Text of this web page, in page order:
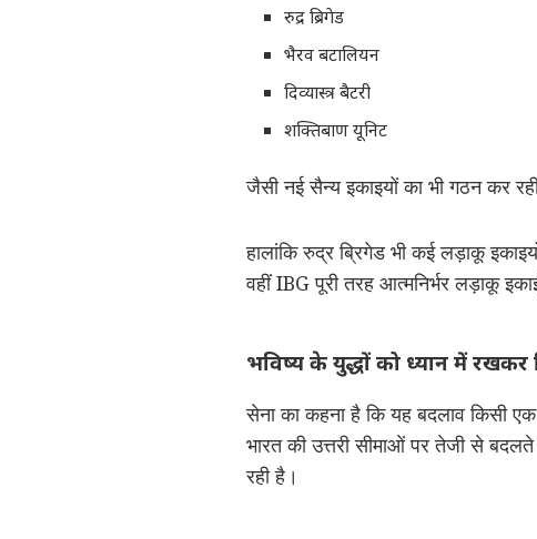
रुद्र ब्रिगेड
भैरव बटालियन
दिव्यास्त्र बैटरी
शक्तिबाण यूनिट
जैसी नई सैन्य इकाइयों का भी गठन कर
हालांकि रुद्र ब्रिगेड भी कई लड़ाकू
वहीं IBG पूरी तरह आत्मनिर्भर लड़ाकू
भविष्य के युद्धों को ध्यान में रखकर
सेना का कहना है कि यह बदलाव किसी
भारत की उत्तरी सीमाओं पर तेजी से
रही है।